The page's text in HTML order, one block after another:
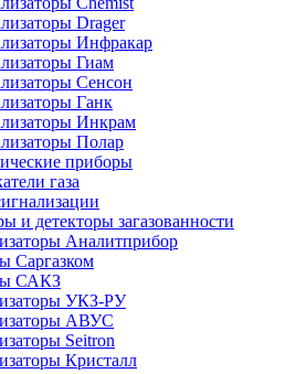
Drager
Инфракар
Гиам
Сенсон
Ганк
Инкрам
Полар
приборы
газа
и детекторы загазованности
Аналитприбор
Саргазком
САКЗ
УКЗ-РУ
АВУС
Seitron
Кристалл